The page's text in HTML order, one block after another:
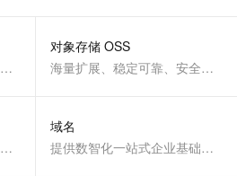
安全可靠、弹性可伸缩的云计算服务
对象存储 OSS
海量扩展、稳定可靠、安全、低成本、智能
对流量进行按需分发，实现应用高可用
域名
提供数智化一站式企业基础服务